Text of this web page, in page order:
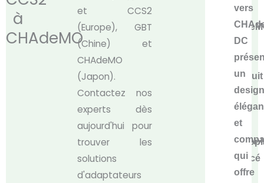
à
CHAdeMO
et CCS2
(Europe), GBT
(Chine) et
CHAdeMO
(Japon).
Contactez nos
experts dès
aujourd'hui pour
trouver les
solutions
d'adaptateurs
vers
DC
est
construit
avec
un
boîtier
renforcé
vers
DC
un
et
qui
offre